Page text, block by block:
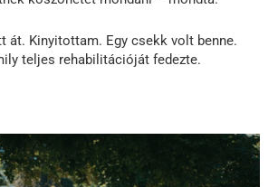
át. Kinyitottam. Egy csekk volt benne.
teljes rehabilitációját fedezte.